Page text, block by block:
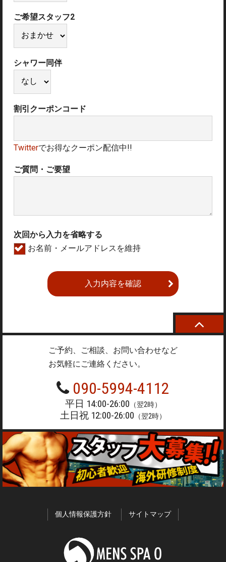
ご希望スタッフ2
シャワー同伴
割引クーポンコード
Twitterでお得なクーポン配信中!!
ご質問・ご要望
次回から入力を省略する
お名前・メールアドレスを維持
入力内容を確認
ご予約、ご相談、お問い合わせなど
お気軽にご連絡ください。
090-5994-4112
平日 14:00-26:00 （翌2時）
土日祝 12:00-26:00 （翌2時）
個人情報保護方針 サイトマップ